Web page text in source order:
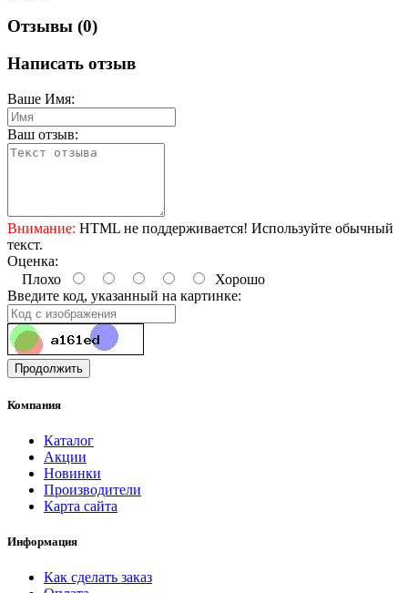
Отзывы (0)
Написать отзыв
Ваше Имя:
Ваш отзыв:
Внимание: HTML не поддерживается! Используйте обычный
текст.
Оценка:
Плохо
Хорошо
Введите код, указанный на картинке:
Продолжить
Компания
Каталог
Акции
Новинки
Производители
Карта сайта
Информация
Как сделать заказ